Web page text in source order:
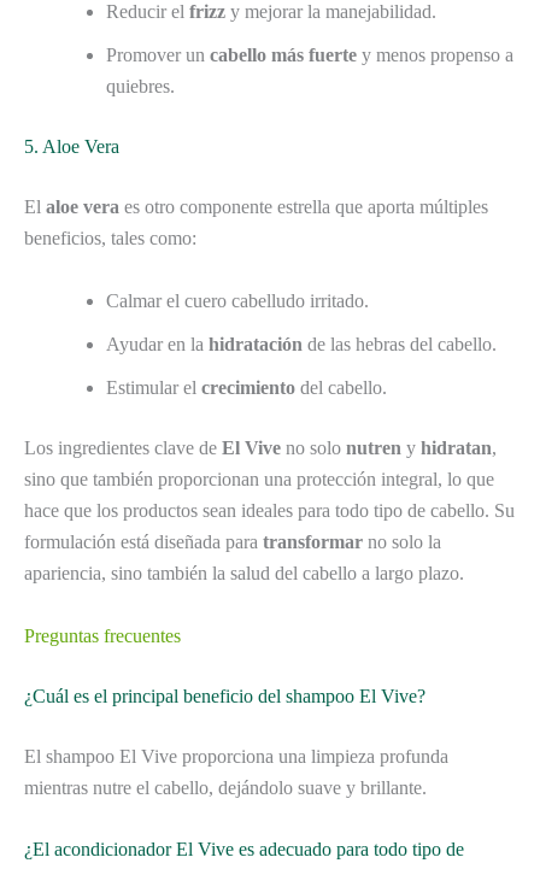
Reducir el frizz y mejorar la manejabilidad.
Promover un cabello más fuerte y menos propenso a
quiebres.
5. Aloe Vera
El aloe vera es otro componente estrella que aporta múltiples
beneficios, tales como:
Calmar el cuero cabelludo irritado.
Ayudar en la hidratación de las hebras del cabello.
Estimular el crecimiento del cabello.
Los ingredientes clave de El Vive no solo nutren y hidratan,
sino que también proporcionan una protección integral, lo que
hace que los productos sean ideales para todo tipo de cabello. Su
formulación está diseñada para transformar no solo la
apariencia, sino también la salud del cabello a largo plazo.
Preguntas frecuentes
¿Cuál es el principal beneficio del shampoo El Vive?
El shampoo El Vive proporciona una limpieza profunda
mientras nutre el cabello, dejándolo suave y brillante.
¿El acondicionador El Vive es adecuado para todo tipo de